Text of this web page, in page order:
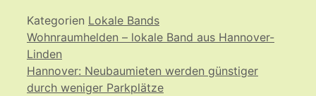
Kategorien Lokale Bands
Wohnraumhelden – lokale Band aus Hannover-
Linden
Hannover: Neubaumieten werden günstiger
durch weniger Parkplätze